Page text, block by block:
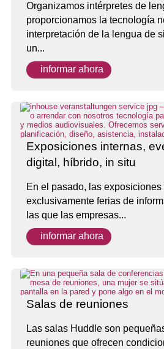
Organizamos intérpretes de
proporcionamos la tecnología
interpretación de la lengua de
un...
informar ahora
Exposiciones internas,
digital, híbrido, in situ
En el pasado, las exposiciones
exclusivamente ferias de
las que las empresas...
informar ahora
Salas de reuniones
Las salas Huddle son
reuniones que ofrecen